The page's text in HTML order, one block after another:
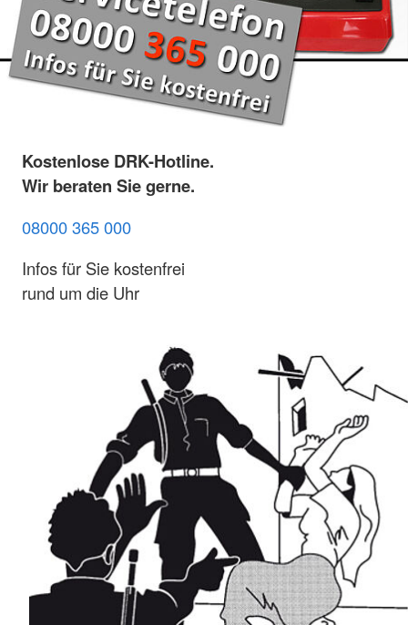
Kostenlose DRK-Hotline.
Wir beraten Sie gerne.
08000 365 000
Infos für Sie kostenfrei
rund um die Uhr